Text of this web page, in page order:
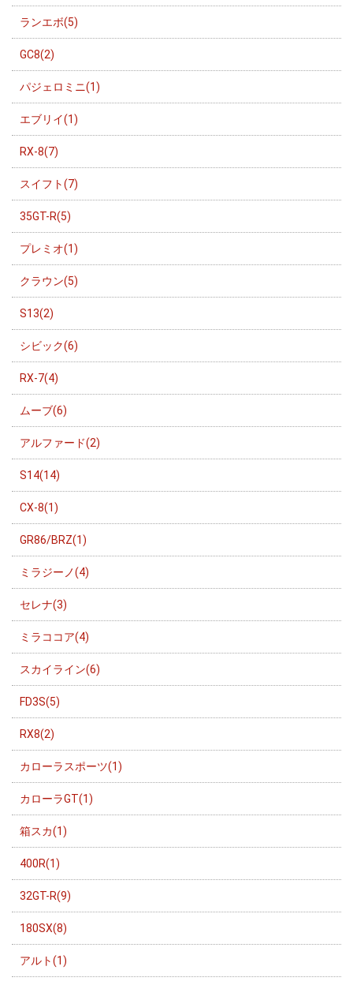
ランエボ(5)
GC8(2)
パジェロミニ(1)
エブリイ(1)
RX-8(7)
スイフト(7)
35GT-R(5)
プレミオ(1)
クラウン(5)
S13(2)
シビック(6)
RX-7(4)
ムーブ(6)
アルファード(2)
S14(14)
CX-8(1)
GR86/BRZ(1)
ミラジーノ(4)
セレナ(3)
ミラココア(4)
スカイライン(6)
FD3S(5)
RX8(2)
カローラスポーツ(1)
カローラGT(1)
箱スカ(1)
400R(1)
32GT-R(9)
180SX(8)
アルト(1)